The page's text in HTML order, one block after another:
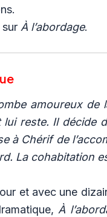
sur À l’abordage.
amoureux de
lui reste. Il décide
à Chérif de
La cohabitation
et avec une
À